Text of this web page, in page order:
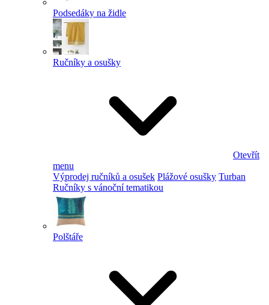
Podsedáky na židle
Ručníky a osušky
Otevřít
menu
Výprodej ručníků a osušek Plážové osušky Turban
Ručníky s vánoční tematikou
Polštáře